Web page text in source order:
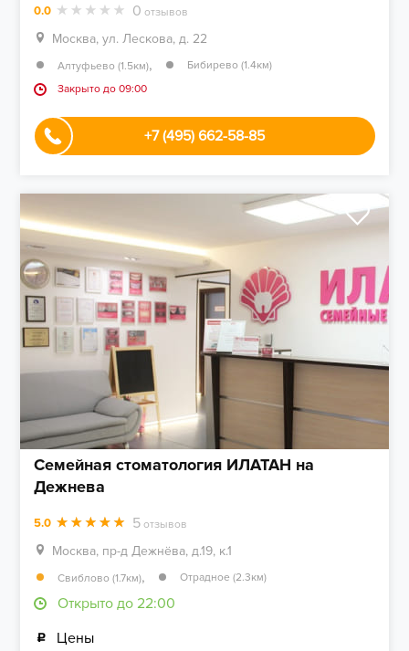
0.0 0 отзывов
Москва, ул. Лескова, д. 22
Алтуфьево (1.5км),
Бибирево (1.4км)
Закрыто до 09:00
+7 (495) 662-58-85
Семейная стоматология ИЛАТАН на
Дежнева
5.0 5 отзывов
Москва, пр-д Дежнёва, д.19, к.1
Свиблово (1.7км), Отрадное (2.3км)
Открыто до 22:00
Цены